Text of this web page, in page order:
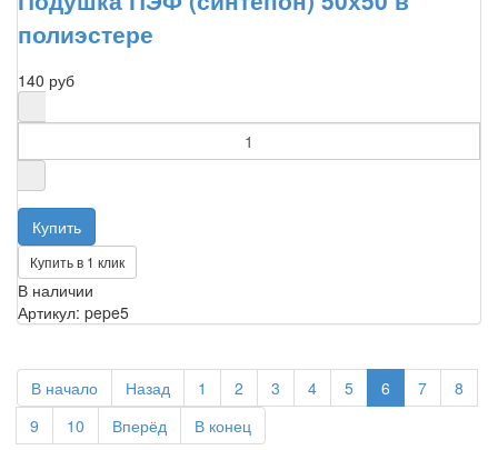
полиэстере
140 руб
Купить в 1 клик
В наличии
Артикул: pepe5
В начало Назад 1 2 3 4 5 6 7
8
9
10 Вперёд В конец